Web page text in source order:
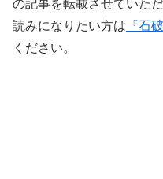
の記事を転載させていた
読みになりたい方は 『石
ください。